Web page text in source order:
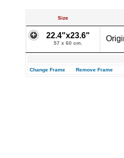
Size
22.4"x23.6"
57 x 60 cm.
Change Frame
Remove Frame